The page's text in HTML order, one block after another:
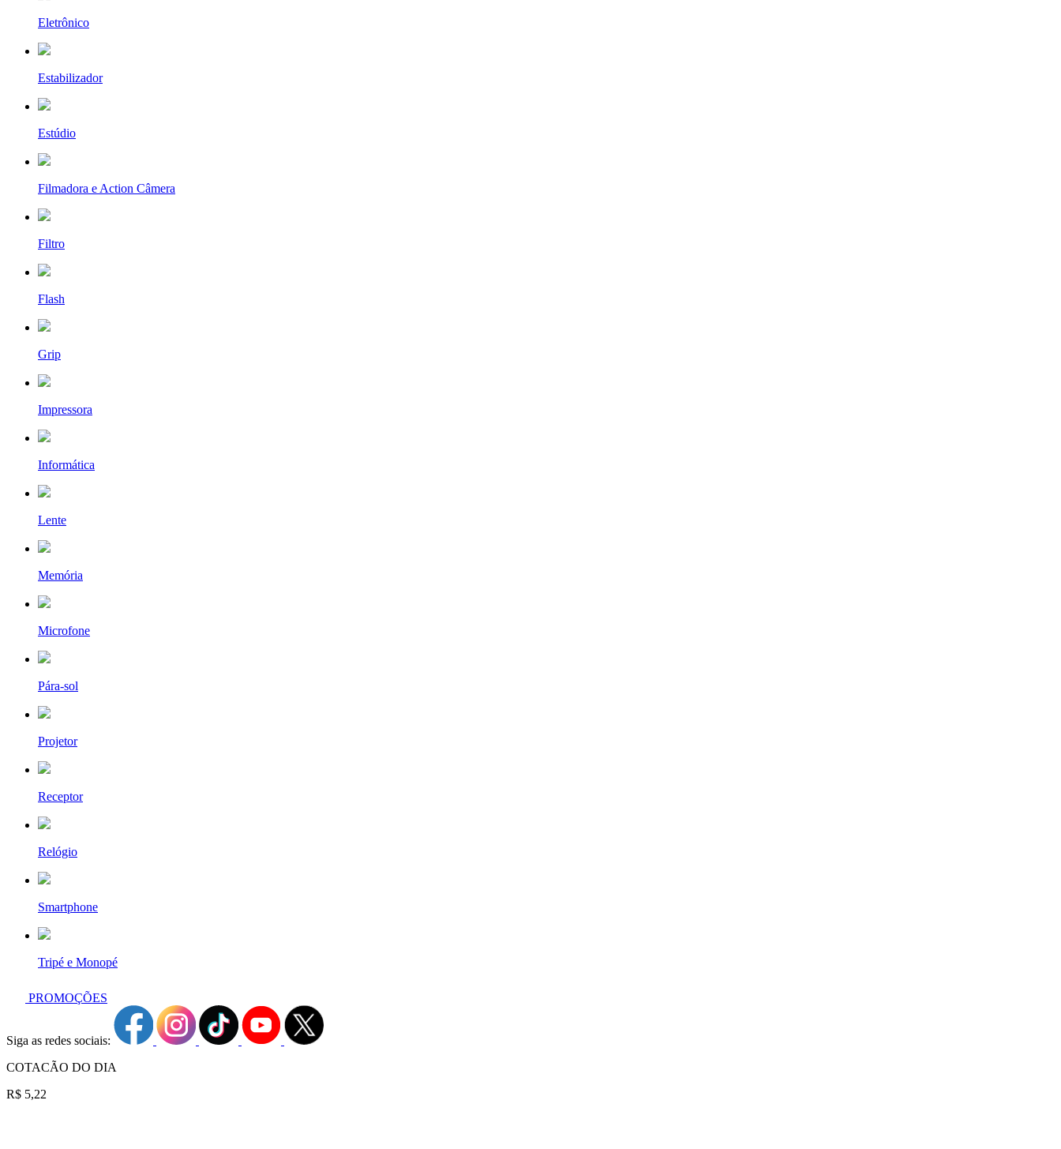
Eletrônico
Estabilizador
Estúdio
Filmadora e Action Câmera
Filtro
Flash
Grip
Impressora
Informática
Lente
Memória
Microfone
Pára-sol
Projetor
Receptor
Relógio
Smartphone
Tripé e Monopé
PROMOÇÕES
Siga as redes sociais:
COTACÃO DO DIA
R$ 5,22